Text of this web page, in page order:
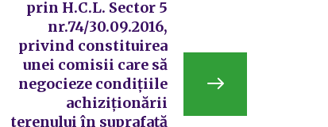
prin H.C.L. Sector 5
nr.74/30.09.2016,
privind constituirea
unei comisii care să
negocieze condițiile
achiziționării
terenului în suprafață